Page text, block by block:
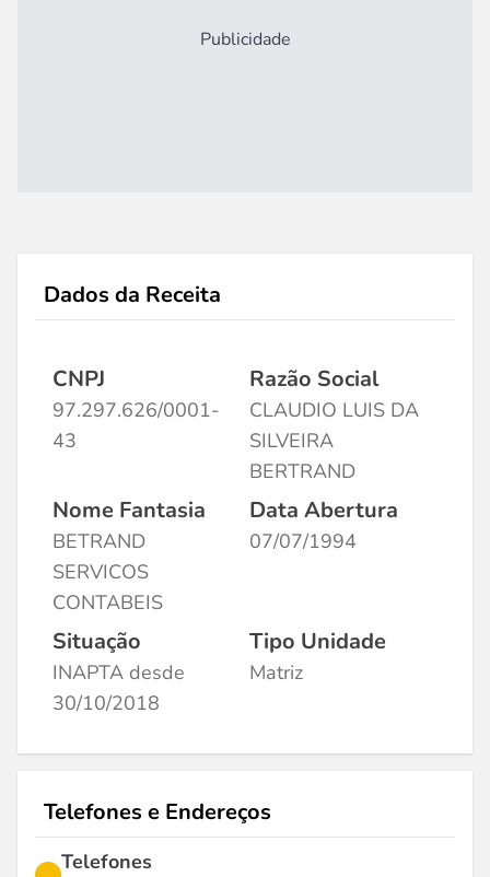
Publicidade
Dados da Receita
CNPJ
97.297.626/0001-
43
Razão Social
CLAUDIO LUIS DA
SILVEIRA
BERTRAND
Nome Fantasia
BETRAND
SERVICOS
CONTABEIS
Data Abertura
07/07/1994
Situação
INAPTA desde
30/10/2018
Tipo Unidade
Matriz
Telefones e Endereços
Telefones